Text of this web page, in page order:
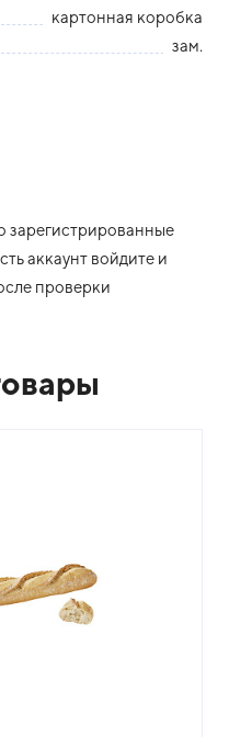
картонная коробка
зам.
зарегистрированные
аккаунт войдите и
проверки